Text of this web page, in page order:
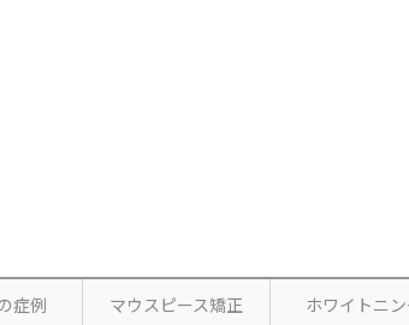
症例 マウスピース矯正 ホワイトニ